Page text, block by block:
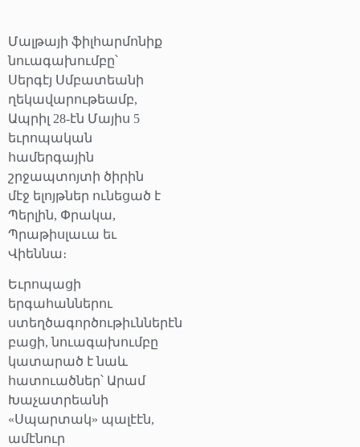
Մալթայի ֆիլհարմոնիք
նուագախումբը՝
Սերգէյ Սմբատեանի
ղեկավարութեամբ,
Ապրիլ 28-էն Մայիս 5
եւրոպական
համերգային
շրջապտոյտի ծիրին
մէջ ելոյթներ ունեցած է
Պերլին, Փրակա,
Պրաթիսլաւա եւ
Վիեննա։
Եւրոպացի
երգահաններու
ստեղծագործութիւններէն
բացի, նուագախումբը
կատարած է նաև
հատուածներ՝ Արամ
Խաչատրեանի
«Սպարտակ» պալէէն,
ամէնուր